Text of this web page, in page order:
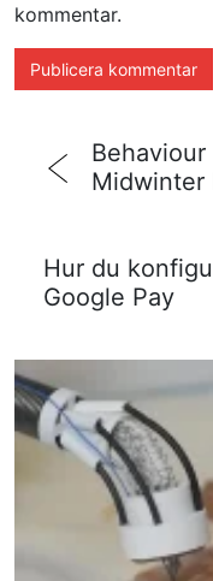
kommentar.
Midwinter
Hur du
Google Pay